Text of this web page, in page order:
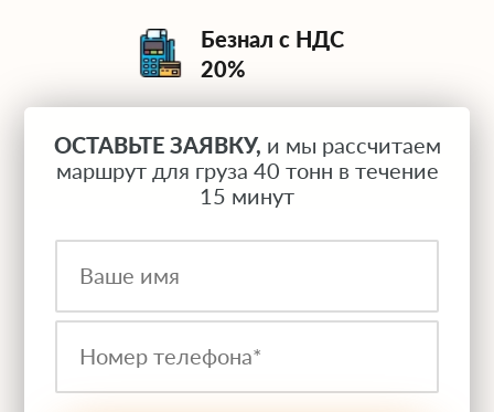
Безнал с НДС
20%
ОСТАВЬТЕ ЗАЯВКУ, и мы рассчитаем
маршрут для груза 40 тонн в течение
15 минут